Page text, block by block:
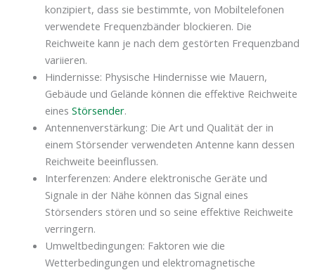
konzipiert, dass sie bestimmte, von Mobiltelefonen
verwendete Frequenzbänder blockieren. Die
Reichweite kann je nach dem gestörten Frequenzband
variieren.
Hindernisse: Physische Hindernisse wie Mauern,
Gebäude und Gelände können die effektive Reichweite
eines Störsender.
Antennenverstärkung: Die Art und Qualität der in
einem Störsender verwendeten Antenne kann dessen
Reichweite beeinflussen.
Interferenzen: Andere elektronische Geräte und
Signale in der Nähe können das Signal eines
Störsenders stören und so seine effektive Reichweite
verringern.
Umweltbedingungen: Faktoren wie die
Wetterbedingungen und elektromagnetische